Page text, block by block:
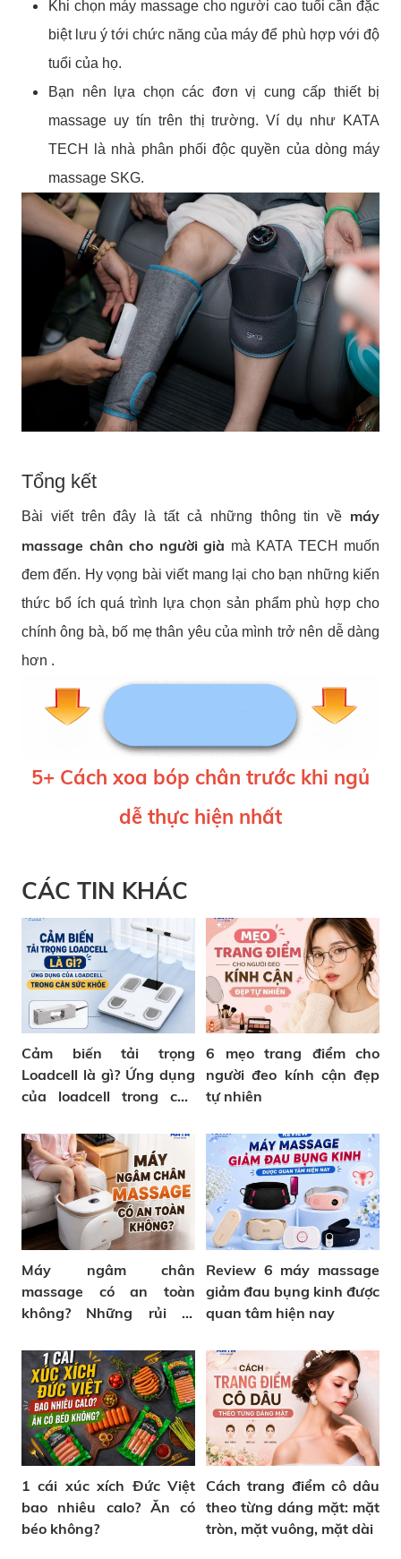
Khi chọn máy massage cho người cao tuổi cần đặc
biệt lưu ý tới chức năng của máy để phù hợp với độ
tuổi của họ.
Bạn nên lựa chọn các đơn vị cung cấp thiết bị
massage uy tín trên thị trường. Ví dụ như KATA
TECH là nhà phân phối độc quyền của dòng máy
massage SKG.
Tổng kết
Bài viết trên đây là tất cả những thông tin về máy
massage chân cho người già mà KATA TECH muốn
đem đến. Hy vọng bài viết mang lại cho bạn những kiến
thức bổ ích quá trình lựa chọn sản phẩm phù hợp cho
chính ông bà, bố mẹ thân yêu của mình trở nên dễ dàng
hơn .
5+ Cách xoa bóp chân trước khi ngủ
dễ thực hiện nhất
CÁC TIN KHÁC
Cảm biến tải trọng
Loadcell là gì? Ứng dụng
của loadcell trong cân
6 mẹo trang điểm cho
người đeo kính cận đẹp
tự nhiên
Máy ngâm chân
massage có an toàn
không? Những rủi ro
Review 6 máy massage
giảm đau bụng kinh được
quan tâm hiện nay
1 cái xúc xích Đức Việt
bao nhiêu calo? Ăn có
béo không?
Cách trang điểm cô dâu
theo từng dáng mặt: mặt
tròn, mặt vuông, mặt dài